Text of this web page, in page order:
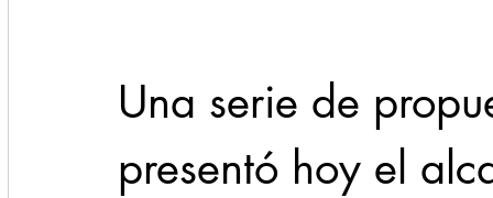
Una serie de
presentó hoy el